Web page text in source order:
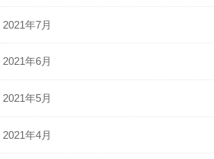
2021年7月
2021年6月
2021年5月
2021年4月